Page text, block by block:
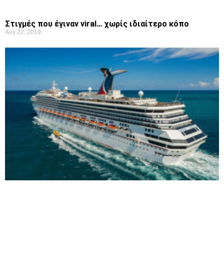
Στιγμές που έγιναν viral… χωρίς ιδιαίτερο κόπο
Αυγ 22, 2019